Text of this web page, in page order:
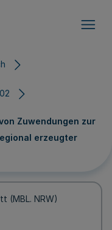
Zuwendungen zur
erzeugter
(MBL. NRW)